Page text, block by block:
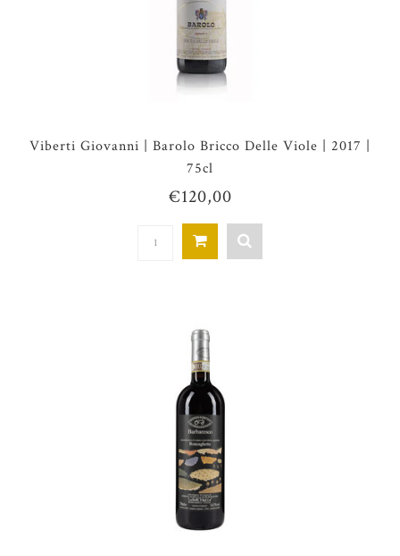
Viberti Giovanni | Barolo Bricco Delle Viole | 2017 |
75cl
€120,00